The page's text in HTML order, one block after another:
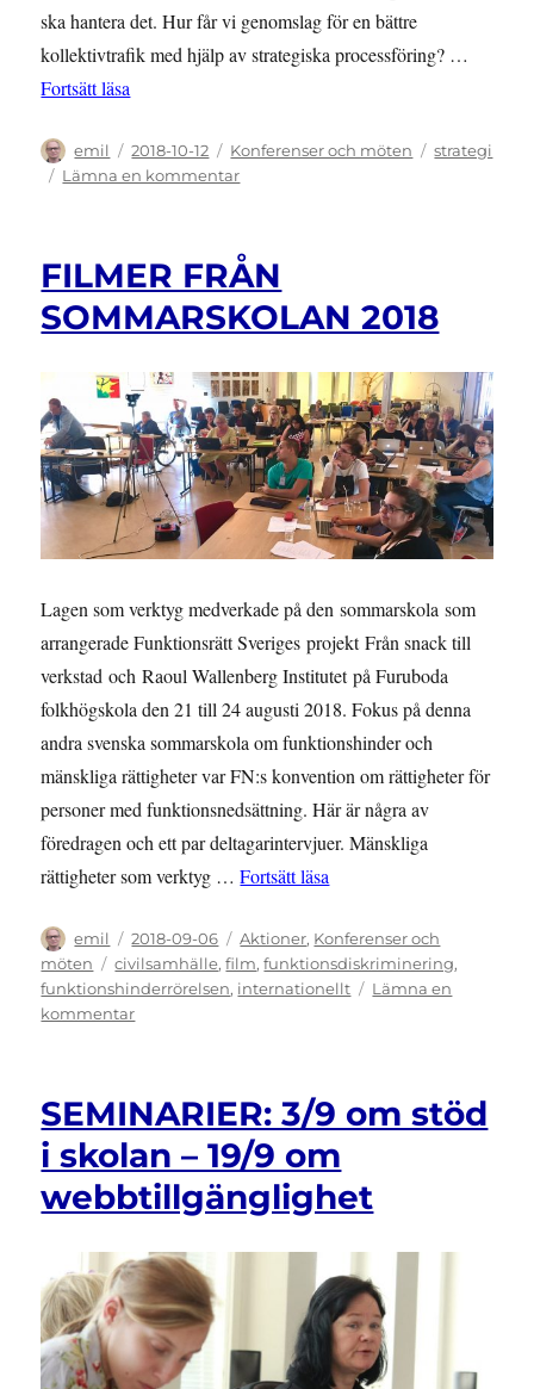
ska hantera det. Hur får vi genomslag för en bättre
kollektivtrafik med hjälp av strategiska processföring? …
Fortsätt läsa
Författare
emil
Publicerat
den
2018-10-12 Kategorier
Konferenser och möten Etiketter
strategi
Lämna en kommentartill
Rättsaktioner
för
kollektivtrafik
FILMER FRÅN
SOMMARSKOLAN 2018
Lagen som verktyg medverkade på den sommarskola som
arrangerade Funktionsrätt Sveriges projekt Från snack till
verkstad och Raoul Wallenberg Institutet på Furuboda
folkhögskola den 21 till 24 augusti 2018. Fokus på denna
andra svenska sommarskola om funktionshinder och
mänskliga rättigheter var FN:s konvention om rättigheter för
personer med funktionsnedsättning. Här är några av
föredragen och ett par deltagarintervjuer. Mänskliga
rättigheter som verktyg …Fortsätt läsa
Författare
emil
Publicerat
den
2018-09-06 Kategorier
Aktioner, Konferenser och
möten
Etiketter
civilsamhälle,film,funktionsdiskriminering,
funktionshinderrörelsen, internationellt
Lämna en
kommentartill
2018
SEMINARIER: 3/9 om stöd
i skolan – 19/9 om
webbtillgänglighet